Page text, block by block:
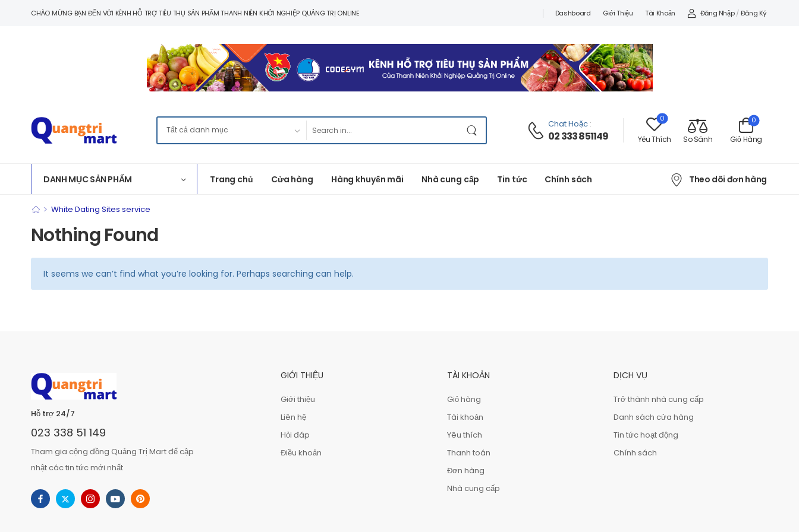
CHÀO MỪNG BẠN ĐẾN VỚI KÊNH HỖ TRỢ TIÊU THỤ SẢN PHẨM THANH NIÊN KHỞI NGHIỆP QUẢNG TRỊ ONLINE Dashboard Giới Thiệu Tài Khoản Đăng Nhập / Đăng Ký
Chat Hoặc :
02 333 851149
0
Yêu Thích So Sánh Giỏ Hàng
0
DANH MỤC SẢN PHẨM Trang chủ Cửa hàng Hàng khuyến mãi Nhà cung cấp Tin tức Chính sách Theo dõi đơn hàng
> White Dating Sites service
Nothing Found
It seems we can’t find what you’re looking for. Perhaps searching can help.
Hỗ trợ 24/7
023 338 51 149
Tham gia cộng đồng Quảng Trị Mart để cập
nhật các tin tức mới nhất
GIỚI THIỆU
Giới thiệu
Liên hệ
Hỏi đáp
Điều khoản
TÀI KHOẢN
Giỏ hàng
Tài khoản
Yêu thích
Thanh toán
Đơn hàng
Nhà cung cấp
DỊCH VỤ
Trở thành nhà cung cấp
Danh sách cửa hàng
Tin tức hoạt động
Chính sách